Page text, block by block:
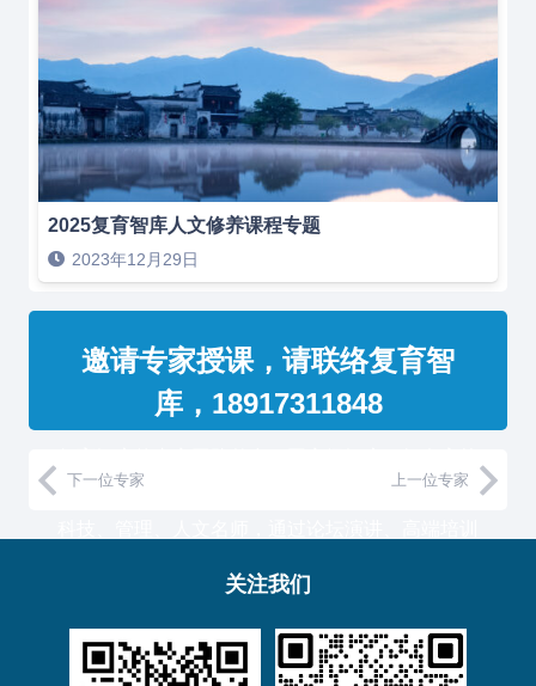
2025复育智库人文修养课程专题
2023年12月29日
邀请专家授课，请联络复育智
库，18917311848
教授和500强企业高管，汇聚国内外一流的经济、
升维！
复育智库总部位于上海，服务于金融、通信、能
源、制造、医药等产业的大型客户。
下一位专家 上一位专家
关注我们